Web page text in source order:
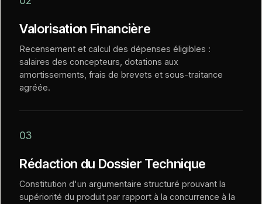
Valorisation Financière
Recensement et calcul des dépenses éligibles :
salaires des concepteurs, dotations aux
amortissements, frais de brevets et sous-traitance
agréée.
03
Rédaction du Dossier Technique
Constitution d'un argumentaire structuré prouvant la
supériorité du produit par rapport à la concurrence à la